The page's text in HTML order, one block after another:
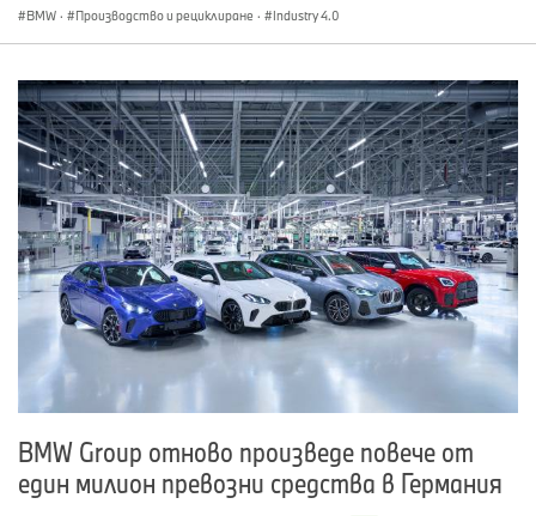
BMW · Производство и рециклиране · Industry 4.0
BMW Group отново произведе повече от
един милион превозни средства в Германия